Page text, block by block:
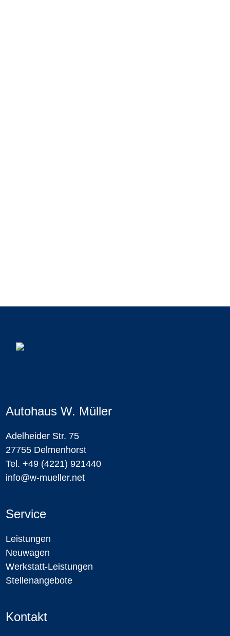
Autohaus W. Müller
Adelheider Str. 75
27755 Delmenhorst
Tel. +49 (4221) 921440
info@w-mueller.net
Service
Leistungen
Neuwagen
Werkstatt-Leistungen
Stellenangebote
Kontakt